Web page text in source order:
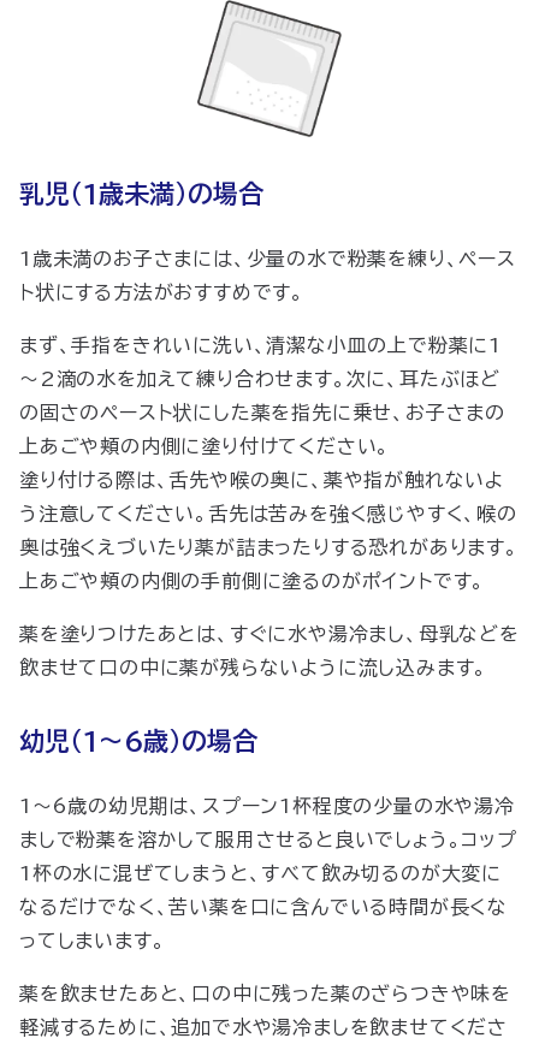
乳児（1歳未満）の場合
1歳未満のお子さまには、少量の水で粉薬を練り、ペース
ト状にする方法がおすすめです。
まず、手指をきれいに洗い、清潔な小皿の上で粉薬に1
～2滴の水を加えて練り合わせます。次に、耳たぶほど
の固さのペースト状にした薬を指先に乗せ、お子さまの
上あごや頬の内側に塗り付けてください。
塗り付ける際は、舌先や喉の奥に、薬や指が触れないよ
う注意してください。舌先は苦みを強く感じやすく、喉の
奥は強くえづいたり薬が詰まったりする恐れがあります。
上あごや頬の内側の手前側に塗るのがポイントです。
薬を塗りつけたあとは、すぐに水や湯冷まし、母乳などを
飲ませて口の中に薬が残らないように流し込みます。
幼児（1～6歳）の場合
1～6歳の幼児期は、スプーン1杯程度の少量の水や湯冷
ましで粉薬を溶かして服用させると良いでしょう。コップ
1杯の水に混ぜてしまうと、すべて飲み切るのが大変に
なるだけでなく、苦い薬を口に含んでいる時間が長くな
ってしまいます。
薬を飲ませたあと、口の中に残った薬のざらつきや味を
軽減するために、追加で水や湯冷ましを飲ませてくださ